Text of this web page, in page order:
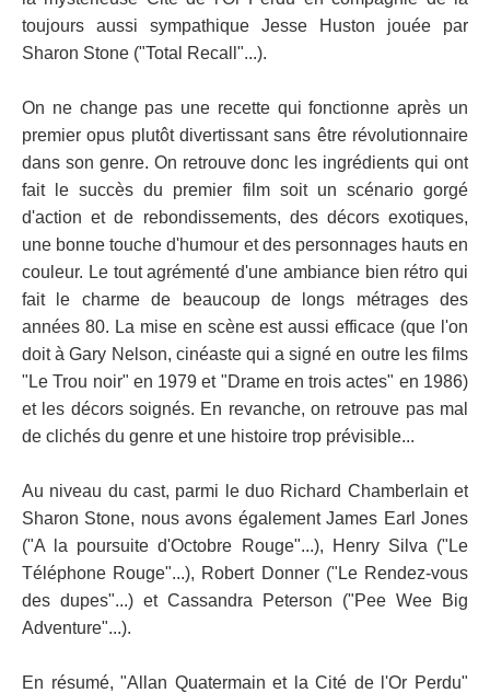
toujours aussi sympathique Jesse Huston jouée par
Sharon Stone ("Total Recall"...).
On ne change pas une recette qui fonctionne après un
premier opus plutôt divertissant sans être révolutionnaire
dans son genre. On retrouve donc les ingrédients qui ont
fait le succès du premier film soit un scénario gorgé
d'action et de rebondissements, des décors exotiques,
une bonne touche d'humour et des personnages hauts en
couleur. Le tout agrémenté d'une ambiance bien rétro qui
fait le charme de beaucoup de longs métrages des
années 80. La mise en scène est aussi efficace (que l'on
doit à Gary Nelson, cinéaste qui a signé en outre les films
"Le Trou noir" en 1979 et "Drame en trois actes" en 1986)
et les décors soignés. En revanche, on retrouve pas mal
de clichés du genre et une histoire trop prévisible...
Au niveau du cast, parmi le duo Richard Chamberlain et
Sharon Stone, nous avons également James Earl Jones
("A la poursuite d'Octobre Rouge"...), Henry Silva ("Le
Téléphone Rouge"...), Robert Donner ("Le Rendez-vous
des dupes"...) et Cassandra Peterson ("Pee Wee Big
Adventure"...).
En résumé, "Allan Quatermain et la Cité de l'Or Perdu"